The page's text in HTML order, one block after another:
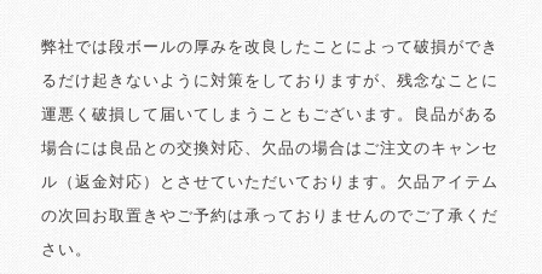
弊社では段ボールの厚みを改良したことによって破損ができ
るだけ起きないように対策をしておりますが、残念なことに
運悪く破損して届いてしまうこともございます。良品がある
場合には良品との交換対応、欠品の場合はご注文のキャンセ
ル（返金対応）とさせていただいております。欠品アイテム
の次回お取置きやご予約は承っておりませんのでご了承くだ
さい。